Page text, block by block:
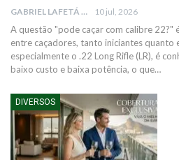
GABRIEL LAFETÁ 10 jul, 2026
A questão "pode caçar com calibre 22?"
entre caçadores, tanto iniciantes quanto
especialmente o .22 Long Rifle (LR), é
baixo custo e baixa potência, o que…
DIVERSOS